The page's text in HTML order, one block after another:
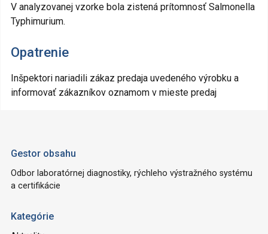
V analyzovanej vzorke bola zistená prítomnosť Salmonella
Typhimurium.
Opatrenie
Inšpektori nariadili zákaz predaja uvedeného výrobku a
informovať zákazníkov oznamom v mieste predaj
Gestor obsahu
Odbor laboratórnej diagnostiky, rýchleho výstražného systému
a certifikácie
Kategórie